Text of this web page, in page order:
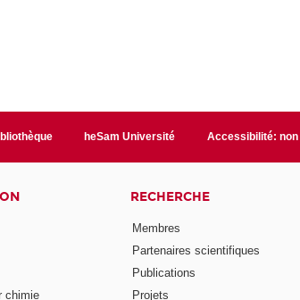
heSam Université Accessibilité:
chimie
RECHERCHE
Membres
Partenaires scientifiques
Publications
Projets